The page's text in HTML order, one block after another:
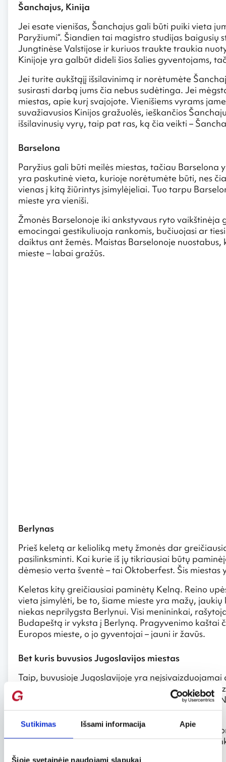
Sutikimas Išsami informacija Apie
Šioje svetainėje naudojami slapukai
Šanchajus, Kinija
Jei esate vienišas, Šanchajus gali būti puiki vieta
Paryžiumi“. Šiandien tai magistro studijas
Jungtinėse Valstijose ir kuriuos traukte traukia
Kinijoje yra galbūt dideli šios šalies gyventojams,
Jei turite aukštąjį išsilavinimą ir norėtumėte
susirasti darbą jums čia nebus sudėtinga. Jei
miestas, apie kurį svajojote. Vienišiems vyrams
suvažiavusios Kinijos gražuolės, ieškančios
išsilavinusių vyrų, taip pat ras, ką čia veikti –
Barselona
Paryžius gali būti meilės miestas, tačiau Barselona
yra paskutinė vieta, kurioje norėtumėte būti, nes
vienas į kitą žiūrintys įsimylėjeliai. Tuo tarpu
mieste yra vieniši.
Žmonės Barselonoje iki ankstyvaus ryto
emocingai gestikuliuoja rankomis, bučiuojasi ar
daiktus ant žemės. Maistas Barselonoje
mieste – labai gražūs.
Berlynas
Prieš keletą ar kelioliką metų žmonės dar
pasilinksminti. Kai kurie iš jų tikriausiai būtų
dėmesio verta šventė – tai Oktoberfest. Šis
Keletas kitų greičiausiai paminėtų Kelną. Reino
vieta įsimylėti, be to, šiame mieste yra mažų,
niekas neprilygsta Berlynui. Visi menininkai,
Budapeštą ir vyksta į Berlyną. Pragyvenimo kaštai
Europos mieste, o jo gyventojai – jauni ir žavūs.
Bet kuris buvusios Jugoslavijos miestas
Taip, buvusioje Jugoslavijoje yra
kraštas apsuptas gražių kalnų. Kai kurių miestų
nusprendęs vesti pirmą jums nusišypsojusį
Be to, kainos čia taip pat nėra siaubingos. Visi
laiką galite čia gyventi tiesiog mėgaudamasis